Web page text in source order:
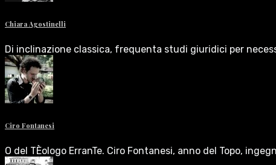
Chiara Agostinelli
Di inclinazione classica, frequenta studi giuridici per
Ciro Fontanesi
O del TÈologo ErranTe. Ciro Fontanesi, anno del Topo,